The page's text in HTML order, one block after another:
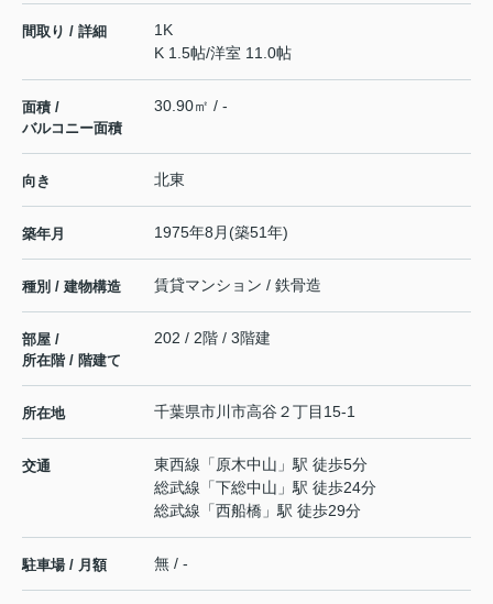
間取り / 詳細
1K
K 1.5帖/洋室 11.0帖
面積 /
バルコニー面積
30.90㎡ / -
向き 北東
築年月 1975年8月(築51年)
種別 / 建物構造 賃貸マンション / 鉄骨造
部屋 /
所在階 / 階建て
202 / 2階 / 3階建
所在地 千葉県市川市高谷 ２丁目15-1
交通 東西線 「原木中山 」駅 徒歩5分
総武線 「下総中山 」駅 徒歩24分
総武線 「西船橋 」駅 徒歩29分
駐車場 / 月額 無 / -